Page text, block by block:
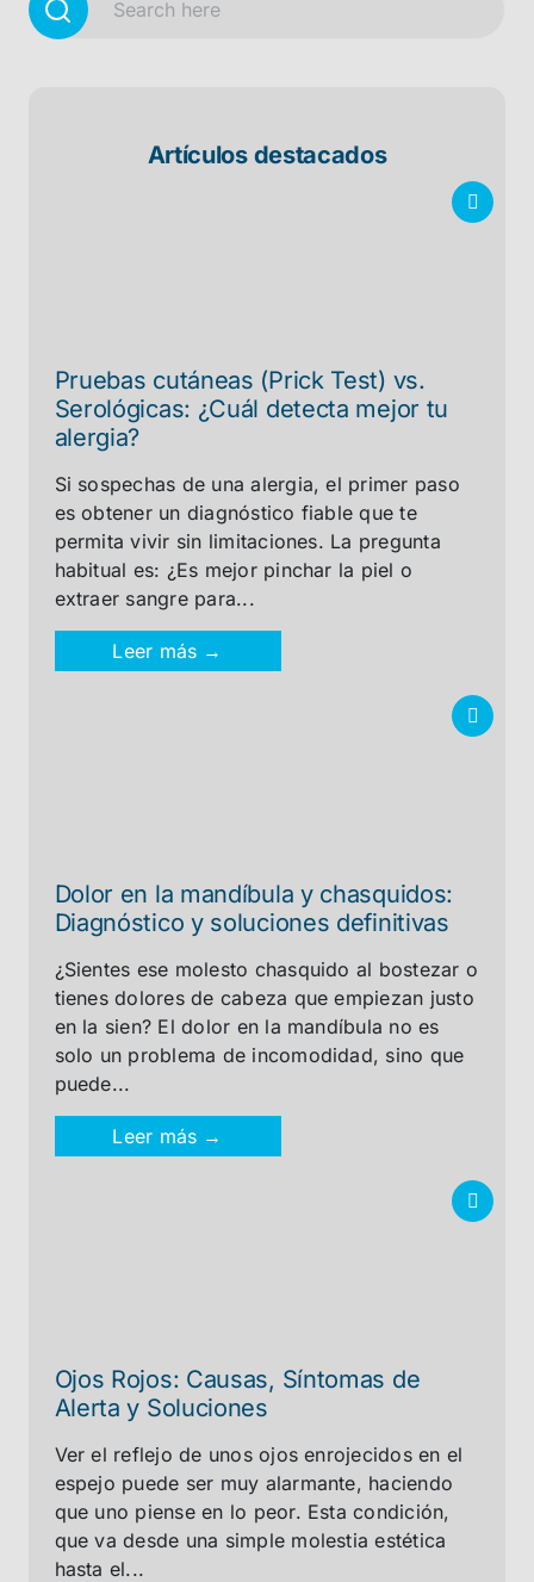
Artículos destacados
Pruebas cutáneas (Prick Test) vs.
Serológicas: ¿Cuál detecta mejor tu
alergia?
Si sospechas de una alergia, el primer paso
es obtener un diagnóstico fiable que te
permita vivir sin limitaciones. La pregunta
habitual es: ¿Es mejor pinchar la piel o
extraer sangre para...
Leer más →
Dolor en la mandíbula y chasquidos:
Diagnóstico y soluciones definitivas
¿Sientes ese molesto chasquido al bostezar o
tienes dolores de cabeza que empiezan justo
en la sien? El dolor en la mandíbula no es
solo un problema de incomodidad, sino que
puede...
Leer más →
Ojos Rojos: Causas, Síntomas de
Alerta y Soluciones
Ver el reflejo de unos ojos enrojecidos en el
espejo puede ser muy alarmante, haciendo
que uno piense en lo peor. Esta condición,
que va desde una simple molestia estética
hasta el...